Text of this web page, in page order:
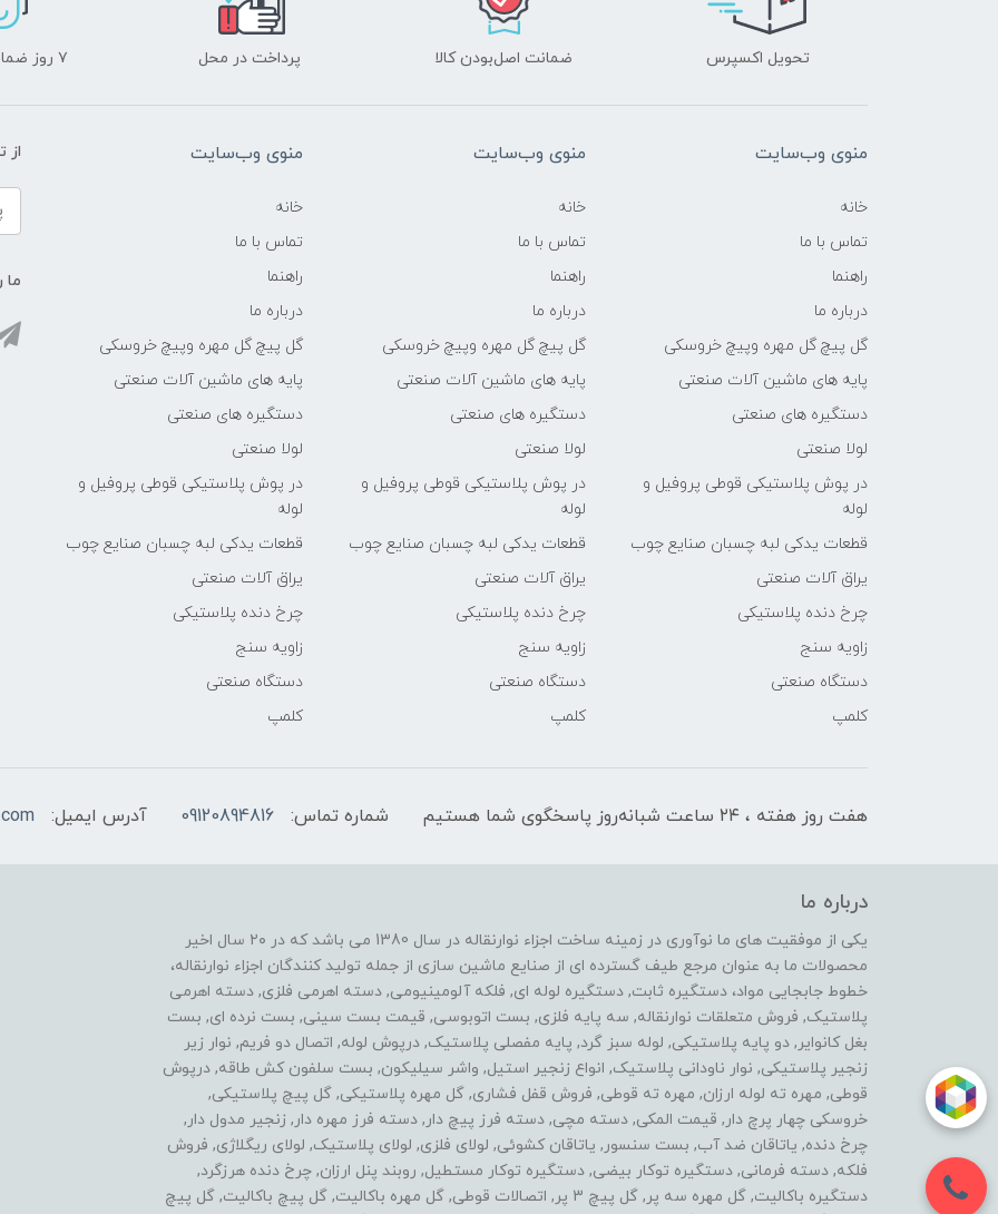
تحویل اکسپرس ضمانت اصل‌بودن کالا پرداخت در محل ۷ روز ضمانت بازگشت
منوی وب‌سایت
خانه
تماس با ما
راهنما
درباره ما
گل پیچ گل مهره وپیچ خروسکی
پایه های ماشین آلات صنعتی
دستگیره های صنعتی
لولا صنعتی
در پوش پلاستیکی قوطی پروفیل و
لوله
قطعات یدکی لبه چسبان صنایع چوب
یراق آلات صنعتی
چرخ دنده پلاستیکی
زاویه سنج
دستگاه صنعتی
کلمپ
منوی وب‌سایت
خانه
تماس با ما
راهنما
درباره ما
گل پیچ گل مهره وپیچ خروسکی
پایه های ماشین آلات صنعتی
دستگیره های صنعتی
لولا صنعتی
در پوش پلاستیکی قوطی پروفیل و
لوله
قطعات یدکی لبه چسبان صنایع چوب
یراق آلات صنعتی
چرخ دنده پلاستیکی
زاویه سنج
دستگاه صنعتی
کلمپ
منوی وب‌سایت
خانه
تماس با ما
راهنما
درباره ما
گل پیچ گل مهره وپیچ خروسکی
پایه های ماشین آلات صنعتی
دستگیره های صنعتی
لولا صنعتی
در پوش پلاستیکی قوطی پروفیل و
لوله
قطعات یدکی لبه چسبان صنایع چوب
یراق آلات صنعتی
چرخ دنده پلاستیکی
زاویه سنج
دستگاه صنعتی
کلمپ
از
ما
هفت روز هفته ، ۲۴ ساعت شبانه‌روز پاسخگوی شما هستیم شماره تماس: 09120894816 آدرس ایمیل:
درباره ما
یکی از موفقیت های ما نوآوری در زمینه ساخت اجزاء نوارنقاله در سال 1380 می باشد که در ۲۰ سال اخیر
محصولات ما به عنوان مرجع طیف گسترده ای از صنایع ماشین سازی از جمله تولید کنندگان اجزاء نوارنقاله،
خطوط جابجایی مواد، دستگیره ثابت, دستگیره لوله ای, فلکه آلومینیومی, دسته اهرمی فلزی, دسته اهرمی
پلاستیک, فروش متعلقات نوارنقاله, سه پایه فلزی, بست اتوبوسی, قیمت بست سینی, بست نرده ای, بست
بغل کانوایر, دو پایه پلاستیکی, لوله سبز گرد, پایه مفصلی پلاستیک, درپوش لوله, اتصال دو فریم, نوار زیر
زنجیر پلاستیکی, نوار ناودانی پلاستیک, انواع زنجیر استیل, واشر سیلیکون, بست سلفون کش طاقه, درپوش
قوطی, مهره ته لوله ارزان, مهره ته قوطی, فروش قفل فشاری, گل مهره پلاستیکی, گل پیچ پلاستیکی,
خروسکی چهار پرچ دار, قیمت المکی, دسته مچی, دسته فرز پیچ دار, دسته فرز مهره دار, زنجیر مدول دار,
چرخ دنده, یاتاقان ضد آب, بست سنسور, یاتاقان کشوئی, لولای فلزی, لولای پلاستیک, لولای ریگلاژی, فروش
فلکه, دسته فرمانی, دستگیره توکار بیضی, دستگیره توکار مستطیل, روبند پنل ارزان, چرخ دنده هرزگرد,
دستگیره باکالیت, گل مهره سه پر, گل پیچ 3 پر, اتصالات قوطی, گل مهره باکالیت, گل پیچ باکالیت, گل پیچ